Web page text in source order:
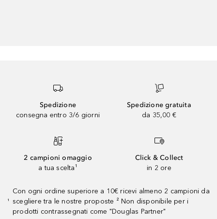
Spedizione
consegna entro 3/6 giorni
Spedizione gratuita
da 35,00 €
2 campioni omaggio
a tua scelta¹
Click & Collect
in 2 ore
¹
Con ogni ordine superiore a 10€ ricevi almeno 2 campioni da
scegliere tra le nostre proposte ² Non disponibile per i
prodotti contrassegnati come "Douglas Partner"